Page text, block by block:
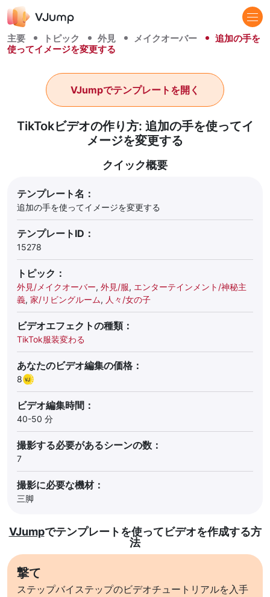
主要 トピック 外見 メイクオーバー
追加の手を
使ってイメージを変更する
TikTokビデオの作り方: 追加の手を使ってイ
メージを変更する
VJumpでテンプレートを開く
クイック概要
テンプレート名：
追加の手を使ってイメージを変更する
テンプレートID：
15278
トピック：
外見/メイクオーバー, 外見/服, エンターテインメント/神秘主
義, 家/リビングルーム, 人々/女の子
ビデオエフェクトの種類：
TikTok服装変わる
あなたのビデオ編集の価格：
8
ビデオ編集時間：
40-50 分
撮影する必要があるシーンの数：
7
撮影に必要な機材：
三脚
VJumpでテンプレートを使ってビデオを作成する方
法
撃て
ステップバイステップのビデオチュートリアルを入手